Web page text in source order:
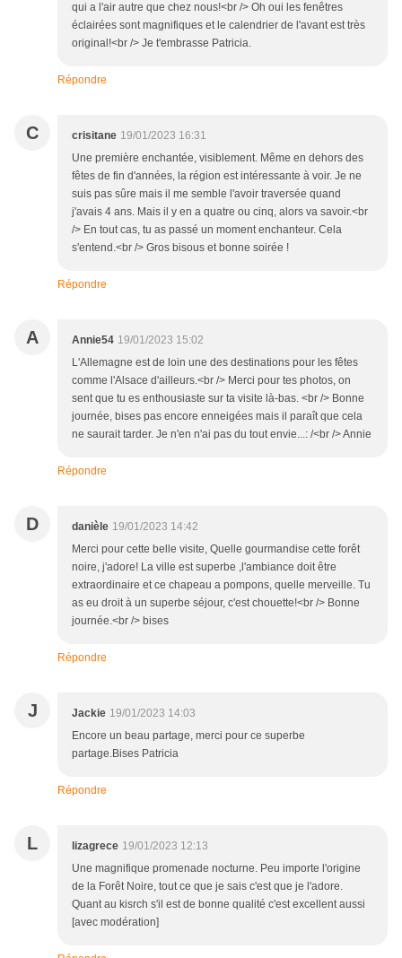
qui a l'air autre que chez nous!<br /> Oh oui les fenêtres
éclairées sont magnifiques et le calendrier de l'avant est très
original!<br /> Je t'embrasse Patricia.
Répondre
C crisitane 19/01/2023 16:31
Une première enchantée, visiblement. Même en dehors des
fêtes de fin d'années, la région est intéressante à voir. Je ne
suis pas sûre mais il me semble l'avoir traversée quand
j'avais 4 ans. Mais il y en a quatre ou cinq, alors va savoir.<br
/> En tout cas, tu as passé un moment enchanteur. Cela
s'entend.<br /> Gros bisous et bonne soirée !
Répondre
A Annie54 19/01/2023 15:02
L'Allemagne est de loin une des destinations pour les fêtes
comme l'Alsace d'ailleurs.<br /> Merci pour tes photos, on
sent que tu es enthousiaste sur ta visite là-bas. <br /> Bonne
journée, bises pas encore enneigées mais il paraît que cela
ne saurait tarder. Je n'en n'ai pas du tout envie...: /<br /> Annie
Répondre
D danièle 19/01/2023 14:42
Merci pour cette belle visite, Quelle gourmandise cette forêt
noire, j'adore! La ville est superbe ,l'ambiance doit être
extraordinaire et ce chapeau a pompons, quelle merveille. Tu
as eu droit à un superbe séjour, c'est chouette!<br /> Bonne
journée.<br /> bises
Répondre
J Jackie 19/01/2023 14:03
Encore un beau partage, merci pour ce superbe
partage.Bises Patricia
Répondre
L lizagrece 19/01/2023 12:13
Une magnifique promenade nocturne. Peu importe l'origine
de la Forêt Noire, tout ce que je sais c'est que je l'adore.
Quant au kisrch s'il est de bonne qualité c'est excellent aussi
[avec modération]